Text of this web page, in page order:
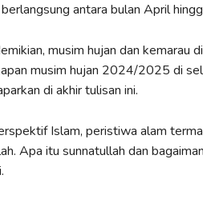
antara bulan April
musim hujan dan kemarau
musim hujan 2024/2025 di
di akhir tulisan ini.
Islam, peristiwa alam
Apa itu sunnatullah dan